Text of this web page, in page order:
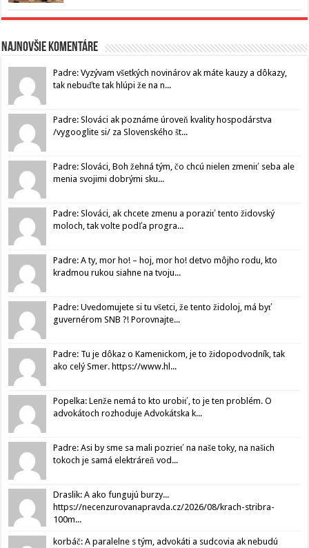
Najnovšie komentáre
Padre: Vyzývam všetkých novinárov ak máte kauzy a dôkazy,
tak nebuďte tak hlúpi že na n...
Padre: Slováci ak poznáme úroveň kvality hospodárstva
/vygooglite si/ za Slovenského št...
Padre: Slováci, Boh žehná tým, čo chcú nielen zmeniť seba ale
menia svojimi dobrými sku...
Padre: Slováci, ak chcete zmenu a poraziť tento židovský
moloch, tak volte podľa progra...
Padre: A ty, mor ho! – hoj, mor ho! detvo môjho rodu, kto
kradmou rukou siahne na tvoju...
Padre: Uvedomujete si tu všetci, že tento židoloj, má byť
guvernérom SNB ?! Porovnajte...
Padre: Tu je dôkaz o Kamenickom, je to židopodvodník, tak
ako celý Smer. https://www.hl...
Popelka: Lenže nemá to kto urobiť, to je ten problém. O
advokátoch rozhoduje Advokátska k...
Padre: Asi by sme sa mali pozrieť na naše toky, na našich
tokoch je samá elektráreň vod...
Draslik: A ako fungujú burzy...
https://necenzurovanapravda.cz/2026/08/krach-stribra-
100m...
korbáč: A paralelne s tým, advokáti a sudcovia ak nebudú